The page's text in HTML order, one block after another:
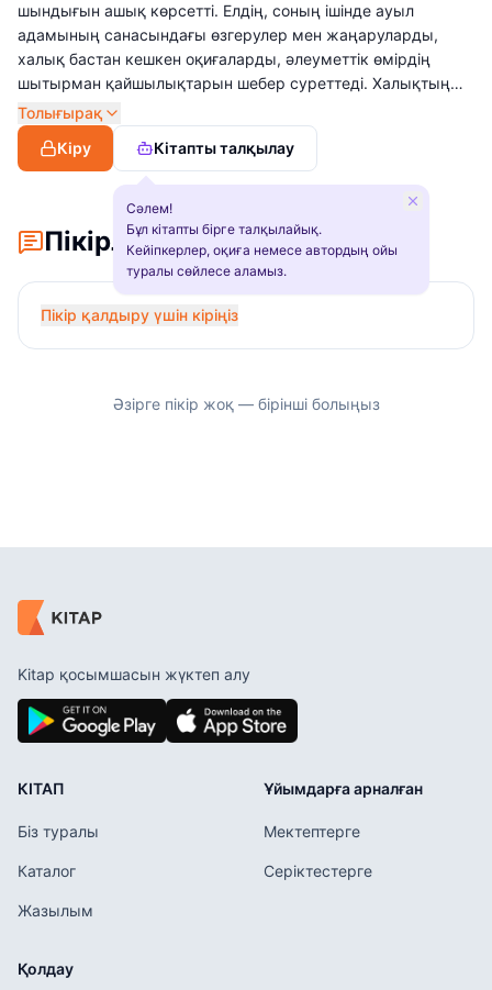
шындығын ашық көрсетті. Елдің, соның ішінде ауыл
адамының санасындағы өзгерулер мен жаңаруларды,
халық бастан кешкен оқиғаларды, әлеуметтік өмірдің
шытырман қайшылықтарын шебер суреттеді. Халықтың
ғасырлар бойы қалыптасқан тұрмыс-салт болмысының
жойылып, оның орнына орныға алмай жатқан жаңа
құрылым кезеңінің сырын көркем баяндайды.
байланыс көрінеді. Оқиғалар мен кейіпкерлердің мінезі де
бір-бірімен ұштасып, шынайы әңгімеленеді.
Толығырақ
Кіру
Кітапты талқылау
Сәлем!
Бұл кітапты бірге талқылайық.
Кейіпкерлер, оқиға немесе автордың ойы
туралы сөйлесе аламыз.
Пікірлер
Пікір қалдыру үшін кіріңіз
Әзірге пікір жоқ — бірінші болыңыз
Kitap қосымшасын жүктеп алу
КІТАП
Біз туралы
Каталог
Жазылым
Ұйымдарға арналған
Мектептерге
Серіктестерге
Қолдау